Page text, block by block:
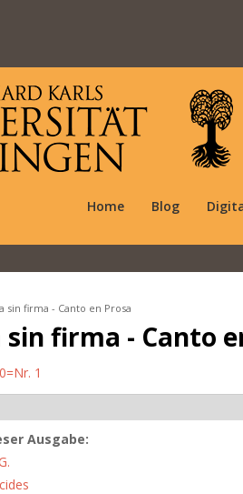
Home Blog
sin firma - Canto en Prosa
sin firma - Canto
1
Ausgabe: